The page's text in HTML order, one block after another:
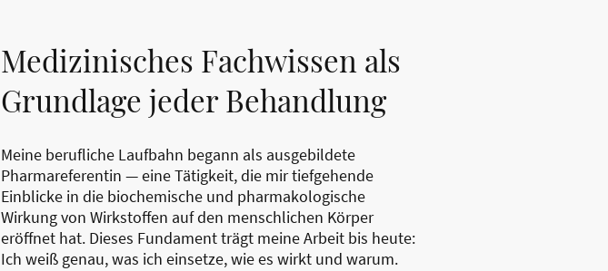
Medizinisches Fachwissen als
Grundlage jeder Behandlung
Meine berufliche Laufbahn begann als ausgebildete
Pharmareferentin — eine Tätigkeit, die mir tiefgehende
Einblicke in die biochemische und pharmakologische
Wirkung von Wirkstoffen auf den menschlichen Körper
eröffnet hat. Dieses Fundament trägt meine Arbeit bis heute:
Ich weiß genau, was ich einsetze, wie es wirkt und warum.